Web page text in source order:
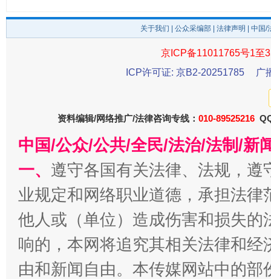
这是一记警钟！ 谢
在谋一域中谋全局
今
关于我们 公众采编部 法律声明 | 中国
京ICP备11011765号1至
ICP许可证: 京B2-20251785
广
资料编辑/网络推广/法律咨询专线： 010-89525216
中国/公众/公共/全民/法治/法制/新
一、 遵守各国有关法律、法规，
业规定和网络职业道德，承担法
他人或（单位）造成伤害和损失
响的，本网将追究其相关法律和
由和新闻自由。本传媒网站中的